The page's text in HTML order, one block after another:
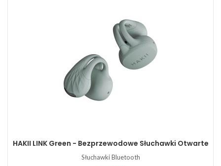
HAKII LINK Green - Bezprzewodowe Słuchawki Otwarte
Słuchawki Bluetooth